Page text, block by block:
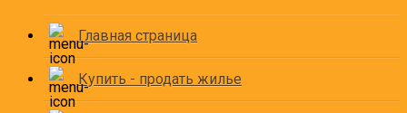
Главная страница
Купить - продать жилье